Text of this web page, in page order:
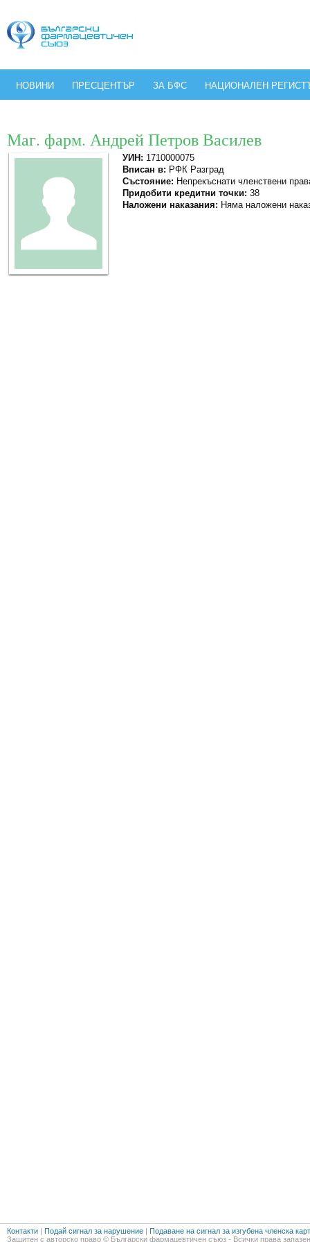
НОВИНИ ПРЕСЦЕНТЪР ЗА БФС НАЦИОНАЛЕН
Маг. фарм. Андрей Петров Василев
УИН: 1710000075
Вписан в: РФК Разград
Състояние: Непрекъснати членствени
Придобити кредитни точки: 38
Наложени наказания: Няма наложени
Контакти | Подай сигнал за нарушение | Подаване на сигнал за изгубена членска
Защитен с авторско право © Български фармацевтичен съюз - Всички права